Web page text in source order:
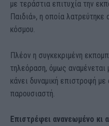
με τεράστια επιτυχία την
Παιδιά», η οποία
κόσμου.
Πλέον η συγκεκριμένη
τηλεόραση, όμως
κάνει δυναμική επιστροφή
παρουσιαστή.
Επιστρέφει ανανεωμένο κι